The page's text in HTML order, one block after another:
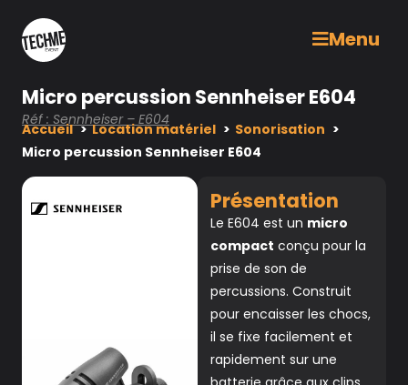
Menu
Micro percussion Sennheiser E604
Réf : Sennheiser – E604
Accueil Location matériel
Sonorisation
Micro percussion Sennheiser E604
Présentation
Le E604 est un micro
compact conçu pour la
prise de son de
percussions. Construit
pour encaisser les chocs,
il se fixe facilement et
rapidement sur une